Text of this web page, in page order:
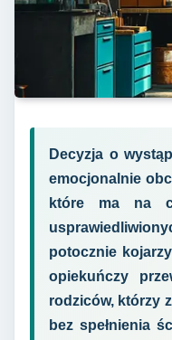
Decyzja o
emocjonalnie
które ma na
potocznie
opiekuńczy
rodziców, którzy
bez spełnienia